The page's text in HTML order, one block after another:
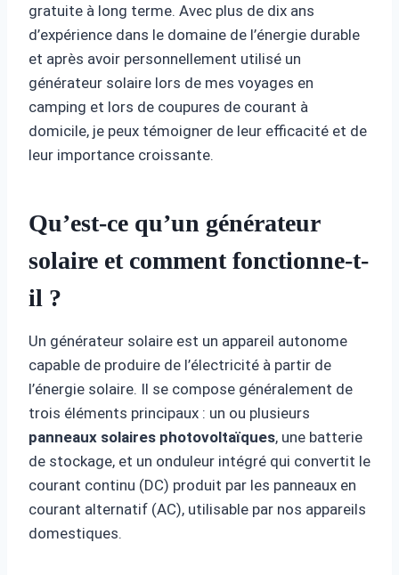
gratuite à long terme. Avec plus de dix ans
d’expérience dans le domaine de l’énergie durable
et après avoir personnellement utilisé un
générateur solaire lors de mes voyages en
camping et lors de coupures de courant à
domicile, je peux témoigner de leur efficacité et de
leur importance croissante.
Qu’est-ce qu’un générateur
solaire et comment fonctionne-t-
il ?
Un générateur solaire est un appareil autonome
capable de produire de l’électricité à partir de
l’énergie solaire. Il se compose généralement de
trois éléments principaux : un ou plusieurs
panneaux solaires photovoltaïques, une batterie
de stockage, et un onduleur intégré qui convertit le
courant continu (DC) produit par les panneaux en
courant alternatif (AC), utilisable par nos appareils
domestiques.